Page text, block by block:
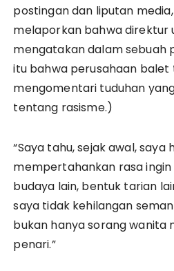
postingan dan liputan
melaporkan bahwa direktur
mengatakan dalam sebuah
itu bahwa perusahaan balet
mengomentari tuduhan
tentang rasisme.)
“Saya tahu, sejak awal,
mempertahankan rasa
budaya lain, bentuk tarian
saya tidak kehilangan
bukan hanya sorang wanita
penari.”